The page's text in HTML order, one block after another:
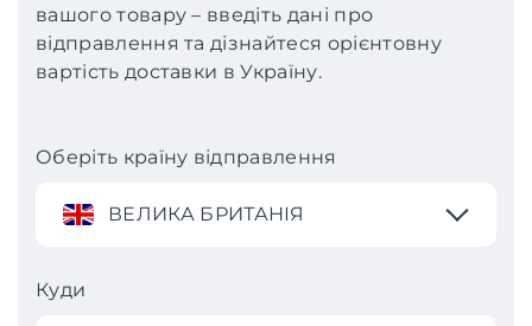
вашого товару – введіть дані про
відправлення та дізнайтеся орієнтовну
вартість доставки в Україну.
Оберіть країну відправлення
ВЕЛИКА БРИТАНІЯ
Куди